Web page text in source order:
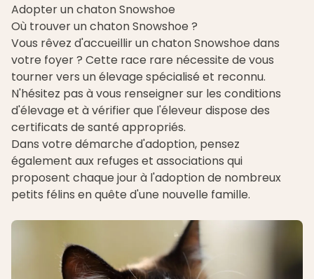
Adopter un chaton Snowshoe
Où trouver un chaton Snowshoe ?
Vous rêvez d'accueillir un chaton Snowshoe dans
votre foyer ? Cette race rare nécessite de vous
tourner vers un élevage spécialisé et reconnu.
N'hésitez pas à vous renseigner sur les conditions
d'élevage et à vérifier que l'éleveur dispose des
certificats de santé appropriés.
Dans votre démarche d'adoption, pensez
également aux refuges et associations qui
proposent chaque jour à l'adoption de nombreux
petits félins en quête d'une nouvelle famille.